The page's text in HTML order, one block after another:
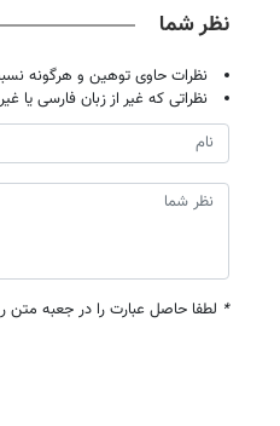
نظر شما
نظرات حاوی توهین و هرگونه
نظراتی که غیر از زبان فارسی یا
* لطفا حاصل عبارت را در جعبه متن